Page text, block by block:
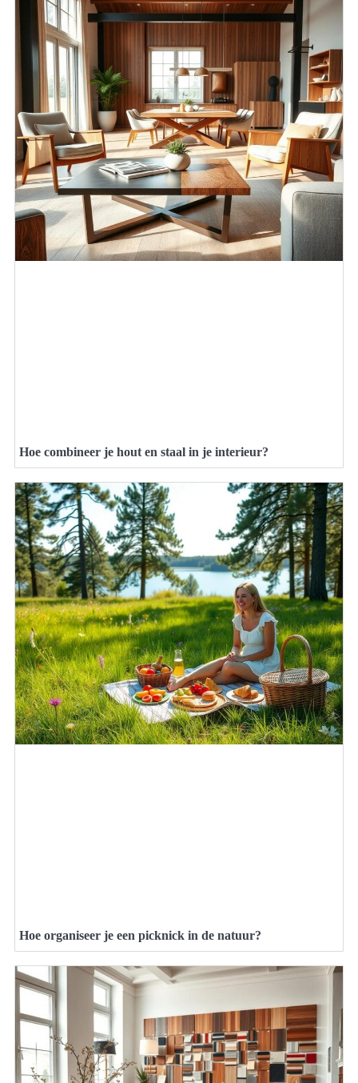
Hoe combineer je hout en staal in je interieur?
Hoe organiseer je een picknick in de natuur?